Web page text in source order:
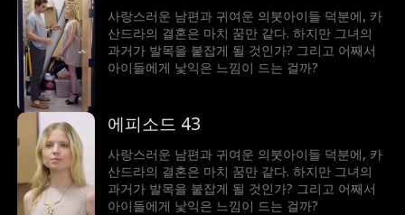
사랑스러운 남편과 귀여운 의붓아이들 덕분에, 카
산드라의 결혼은 마치 꿈만 같다. 하지만 그녀의
과거가 발목을 붙잡게 될 것인가? 그리고 어째서
아이들에게 낯익은 느낌이 드는 걸까?
에피소드 43
사랑스러운 남편과 귀여운 의붓아이들 덕분에, 카
산드라의 결혼은 마치 꿈만 같다. 하지만 그녀의
과거가 발목을 붙잡게 될 것인가? 그리고 어째서
아이들에게 낯익은 느낌이 드는 걸까?